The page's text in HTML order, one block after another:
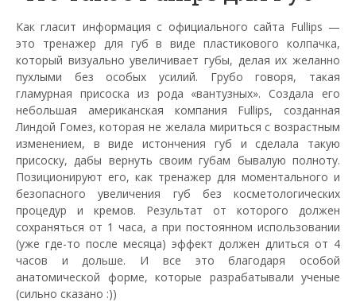
Как гласит информация с официального сайта Fullips —
это тренажер для губ в виде пластикового колпачка,
который визуально увеличивает губы, делая их желанно
пухлыми без особых усилий. Грубо говоря, такая
гламурная присоска из рода «вантузных». Создала его
небольшая американская компания Fullips, созданная
Линдой Гомез, которая не желала мириться с возрастным
изменением, в виде истончения губ и сделала такую
присоску, дабы вернуть своим губам бывалую полноту.
Позиционируют его, как тренажер для моментального и
безопасного увеличения губ без косметологических
процедур и кремов. Результат от которого должен
сохраняться от 1 часа, а при постоянном использовании
(уже где-то после месяца) эффект должен длиться от 4
часов и дольше. И все это благодаря особой
анатомической форме, которые разрабатывали ученые
(сильно сказано :))